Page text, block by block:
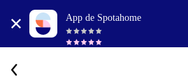
App de Spotahome